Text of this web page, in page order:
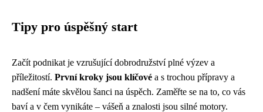
Tipy pro úspěšný start
Začít podnikat je vzrušující dobrodružství plné výzev a
příležitostí. První kroky jsou klíčové a s trochou přípravy a
nadšení máte skvělou šanci na úspěch. Zaměřte se na to, co vás
baví a v čem vynikáte – vášeň a znalosti jsou silné motory.